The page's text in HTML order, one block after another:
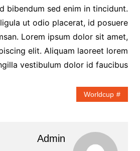
bibendum sed enim in tincidunt.
ut odio placerat, id posuere
Lorem ipsum dolor sit amet,
elit. Aliquam laoreet lorem
vestibulum dolor id faucibus.
Worldcup
Admin